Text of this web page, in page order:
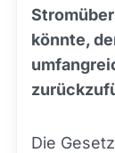
könnte,
Die